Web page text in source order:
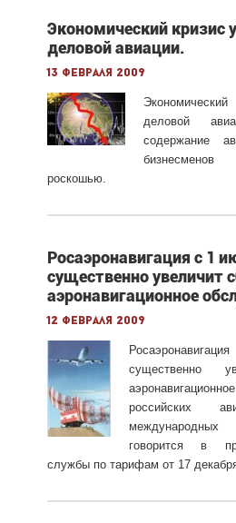
Экономический кризис
деловой авиации.
13 февраля 2009
деловой
содержание
бизнесменов
роскошью.
Росаэронавигация с 1
существенно увеличит
аэронавигационное
12 февраля 2009
существенно
российских
говорится в
службы по тарифам от 17 декабря